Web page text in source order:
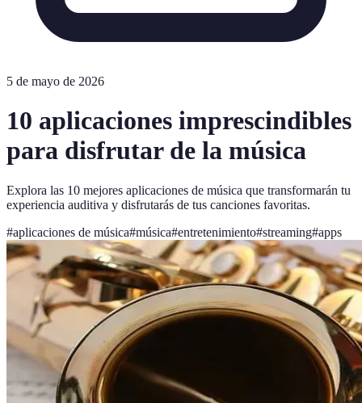
5 de mayo de 2026
10 aplicaciones imprescindibles
para disfrutar de la música
Explora las 10 mejores aplicaciones de música que transformarán tu
experiencia auditiva y disfrutarás de tus canciones favoritas.
#aplicaciones de música#música#entretenimiento#streaming#apps